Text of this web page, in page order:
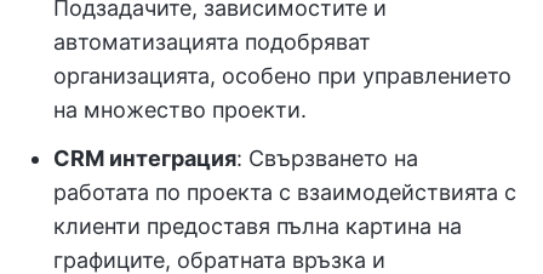
Подзадачите, зависимостите и
автоматизацията подобряват
организацията, особено при управлението
на множество проекти.
CRM интеграция: Свързването на
работата по проекта с взаимодействията с
клиенти предоставя пълна картина на
графиците, обратната връзка и